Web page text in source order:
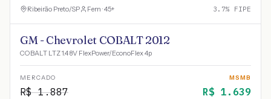
Ribeirão Preto/SP Fem · 45+ 3.7% FIPE
GM - Chevrolet COBALT 2012
COBALT LTZ 1.4 8V FlexPower/EconoFlex 4p
MERCADO
R$1.887
MSMB
R$ 1.639